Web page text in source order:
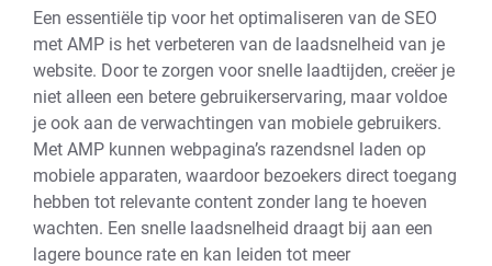
Een essentiële tip voor het optimaliseren van de SEO
met AMP is het verbeteren van de laadsnelheid van je
website. Door te zorgen voor snelle laadtijden, creëer je
niet alleen een betere gebruikerservaring, maar voldoe
je ook aan de verwachtingen van mobiele gebruikers.
Met AMP kunnen webpagina’s razendsnel laden op
mobiele apparaten, waardoor bezoekers direct toegang
hebben tot relevante content zonder lang te hoeven
wachten. Een snelle laadsnelheid draagt bij aan een
lagere bounce rate en kan leiden tot meer